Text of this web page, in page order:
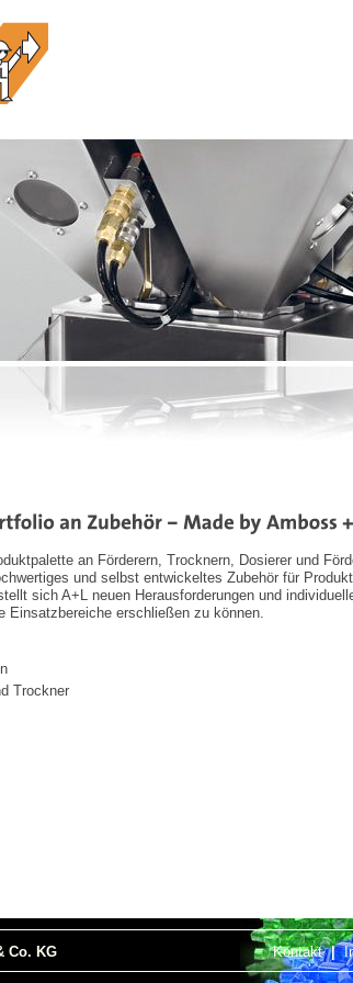
an Förderern, Trocknern, Dosierer und
und selbst entwickeltes Zubehör für
sich A+L neuen Herausforderungen und
Einsatzbereiche erschließen zu können.
Trockner
Co. KG Kontakt |